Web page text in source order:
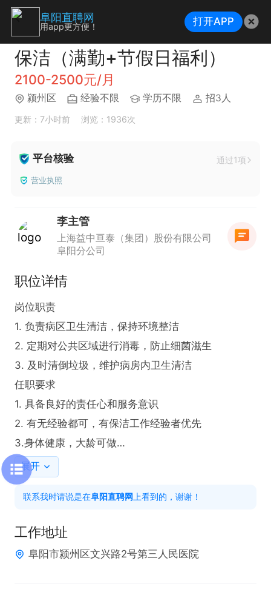
保洁（满勤+节假日福利）
2100-2500元/月
颍州区 经验不限 学历不限 招3人
更新：7小时前 浏览：1936次
平台核验 通过1项
营业执照
李主管
上海益中亘泰（集团）股份有限公司
阜阳分公司
职位详情
岗位职责
1. 负责病区卫生清洁，保持环境整洁
2. 定期对公共区域进行消毒，防止细菌滋生
3. 及时清倒垃圾，维护病房内卫生清洁
任职要求
1. 具备良好的责任心和服务意识
2. 有无经验都可，有保洁工作经验者优先
3.身体健康，大龄可做
福利待遇：节假日福利发放，双月度福利等，薪资：
1900元-2500元
展开
联系我时请说是在阜阳直聘网 上看到的，谢谢！
工作地址
阜阳市颍州区文兴路2号第三人民医院
阜阳直聘网
用app更方便！ 打开APP